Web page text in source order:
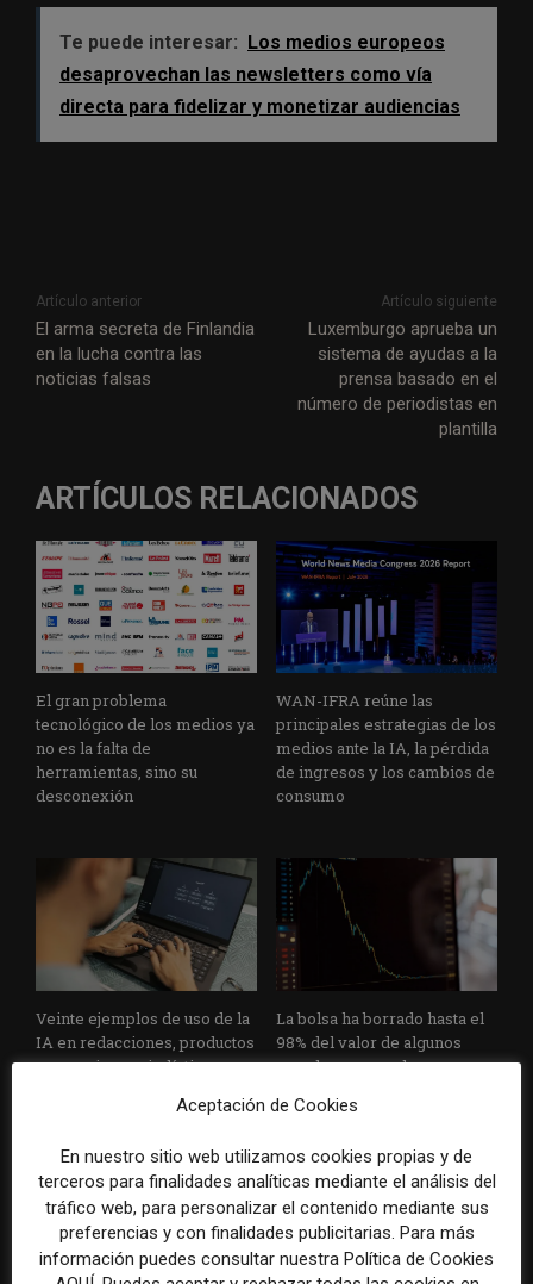
Te puede interesar: Los medios europeos
desaprovechan las newsletters como vía
directa para fidelizar y monetizar audiencias
Artículo anterior
El arma secreta de Finlandia
en la lucha contra las
noticias falsas
Artículo siguiente
Luxemburgo aprueba un
sistema de ayudas a la
prensa basado en el
número de periodistas en
plantilla
ARTÍCULOS RELACIONADOS
El gran problema
tecnológico de los medios ya
no es la falta de
herramientas, sino su
desconexión
WAN-IFRA reúne las
principales estrategias de los
medios ante la IA, la pérdida
de ingresos y los cambios de
consumo
Veinte ejemplos de uso de la
IA en redacciones, productos
y negocios periodísticos
La bolsa ha borrado hasta el
98% del valor de algunos
grandes grupos de prensa
Aceptación de Cookies
En nuestro sitio web utilizamos cookies propias y de
terceros para finalidades analíticas mediante el análisis del
tráfico web, para personalizar el contenido mediante sus
preferencias y con finalidades publicitarias. Para más
información puedes consultar nuestra Política de Cookies